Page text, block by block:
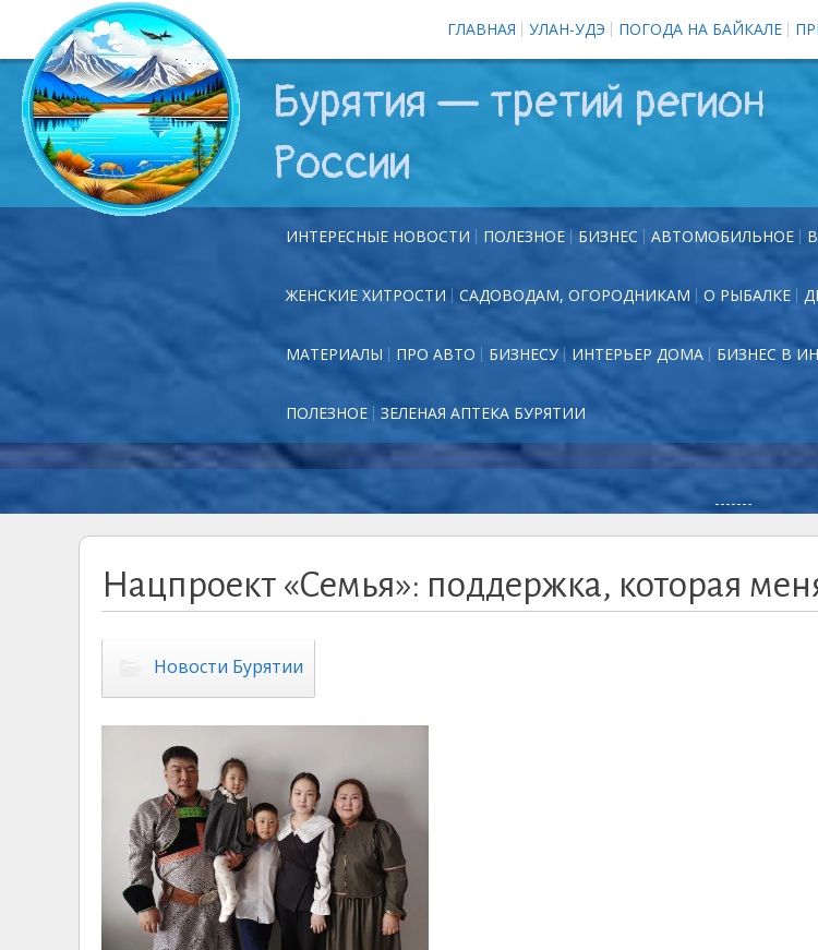
ГЛАВНАЯ УЛАН-УДЭ ПОГОДА НА БАЙКАЛЕ
Бурятия — третий регион
России
ИНТЕРЕСНЫЕ НОВОСТИ ПОЛЕЗНОЕ БИЗНЕС АВТОМОБИЛЬНОЕ
ЖЕНСКИЕ ХИТРОСТИ САДОВОДАМ, ОГОРОДНИКАМ О РЫБАЛКЕ
МАТЕРИАЛЫ ПРО АВТО БИЗНЕСУ ИНТЕРЬЕР ДОМА БИЗНЕС В
ПОЛЕЗНОЕ ЗЕЛЕНАЯ АПТЕКА БУРЯТИИ
-------
Нацпроект «Семья»: поддержка, которая
Новости Бурятии